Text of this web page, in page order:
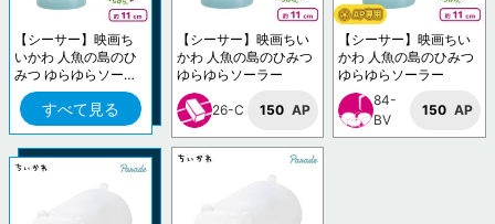
【シーサー】映画ち
いかわ 人魚の島のひ
みつ ゆらゆらソーラ
ー
すべて見る
【シーサー】映画ちい
かわ 人魚の島のひみつ
ゆらゆらソーラー
26-C 150 AP
【シーサー】映画ちい
かわ 人魚の島のひみつ
ゆらゆらソーラー
84-
BV
150 AP